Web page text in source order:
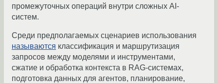
промежуточных операций внутри сложных AI-
систем.
Среди предполагаемых сценариев использования
называются классификация и маршрутизация
запросов между моделями и инструментами,
сжатие и обработка контекста в RAG-системах,
подготовка данных для агентов, планирование,